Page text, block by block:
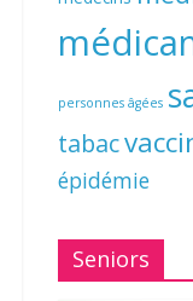
personnes âgées
tabac
épidémie
Seniors